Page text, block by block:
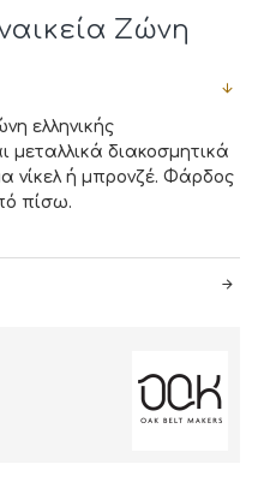
Ζώνη
ελληνικής
διακοσμητικά
νίκελ ή μπρονζέ. Φάρδος
πίσω.